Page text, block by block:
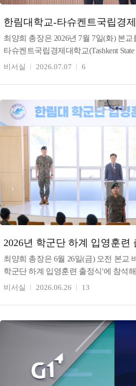
한림대학교-타슈켄트국립경
체결
최양희 총장은 2026년 7월 7일(화) 본
타슈켄트국립경제대학교(Tashkent State
툴킨 테샤바예프(T
비서실 2026.07.07 6
2026년 학군단 하계 입영훈련
최양희 총장은 6월 26일(금) 오전 본교
학군단 하계 입영훈련 출정식'에 참석
격려했다. 최 총장은 "매년 최우수 학군
비서실 2026.06.26 13